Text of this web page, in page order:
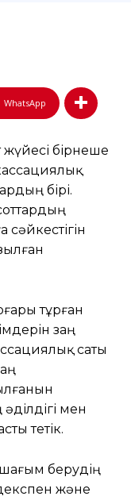
WhatsApp
жүйесі бірнеше
бірі.
тұрған
заң
саты
мен
тетік.
берудің
және